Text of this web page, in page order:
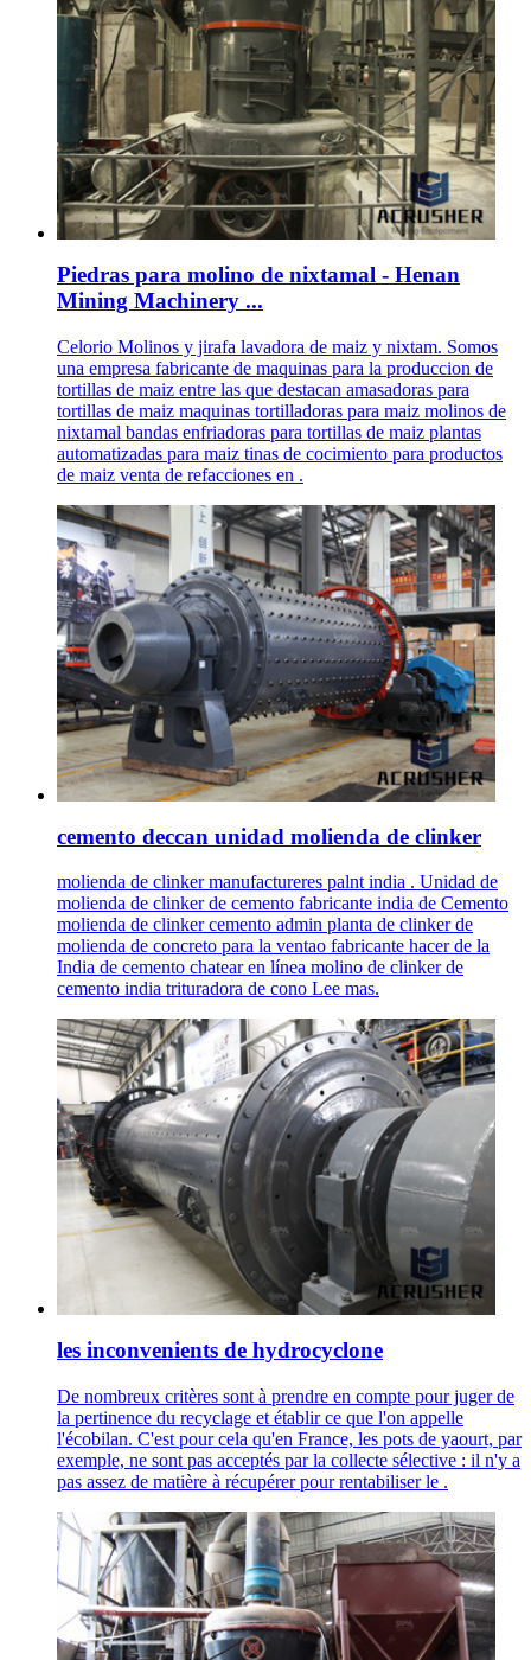
Piedras para molino de nixtamal - Henan
Mining Machinery ...
Celorio Molinos y jirafa lavadora de maiz y nixtam. Somos
una empresa fabricante de maquinas para la produccion de
tortillas de maiz entre las que destacan amasadoras para
tortillas de maiz maquinas tortilladoras para maiz molinos de
nixtamal bandas enfriadoras para tortillas de maiz plantas
automatizadas para maiz tinas de cocimiento para productos
de maiz venta de refacciones en .
cemento deccan unidad molienda de clinker
molienda de clinker manufactureres palnt india . Unidad de
molienda de clinker de cemento fabricante india de Cemento
molienda de clinker cemento admin planta de clinker de
molienda de concreto para la ventao fabricante hacer de la
India de cemento chatear en línea molino de clinker de
cemento india trituradora de cono Lee mas.
les inconvenients de hydrocyclone
De nombreux critères sont à prendre en compte pour juger de
la pertinence du recyclage et établir ce que l'on appelle
l'écobilan. C'est pour cela qu'en France, les pots de yaourt, par
exemple, ne sont pas acceptés par la collecte sélective : il n'y a
pas assez de matière à récupérer pour rentabiliser le .